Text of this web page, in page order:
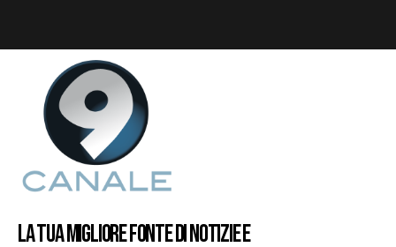
LA TUA MIGLIORE FONTE DI NOTIZIE E